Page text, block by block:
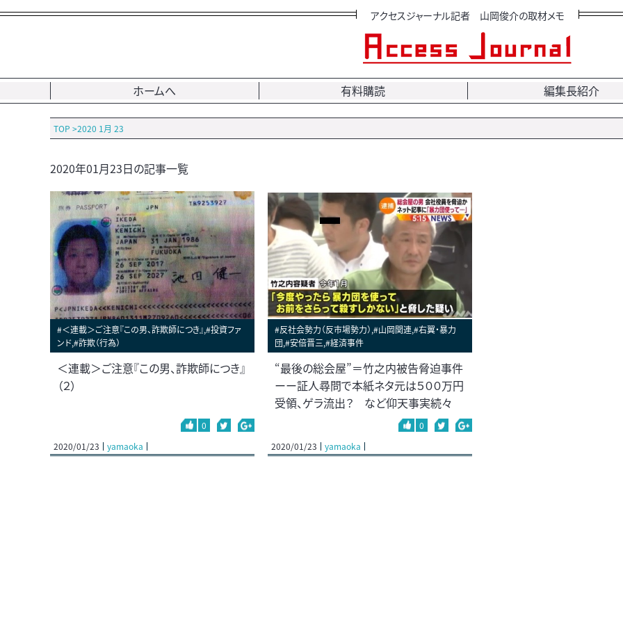
アクセスジャーナル記者 山岡俊介の取材メモ
ホームへ 有料購読 編集長紹介
TOP >2020 1月 23
2020年01月23日の記事一覧
#＜連載＞ご注意『この男、詐欺師につき』,#投資ファ
ンド,#詐欺（行為）
＜連載＞ご注意『この男、詐欺師につき』
（２）
0
2020/01/23
yamaoka
#反社会勢力（反市場勢力）,#山岡関連,#右翼・暴力
団,#安倍晋三,#経済事件
“最後の総会屋”＝竹之内被告脅迫事件
ーー証人尋問で本紙ネタ元は５００万円
受領、ゲラ流出？ など仰天事実続々
0
2020/01/23
yamaoka